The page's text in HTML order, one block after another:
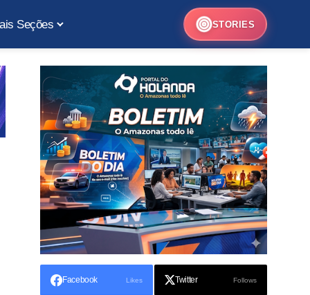
Seções STORIES
Facebook Likes Twitter Follows